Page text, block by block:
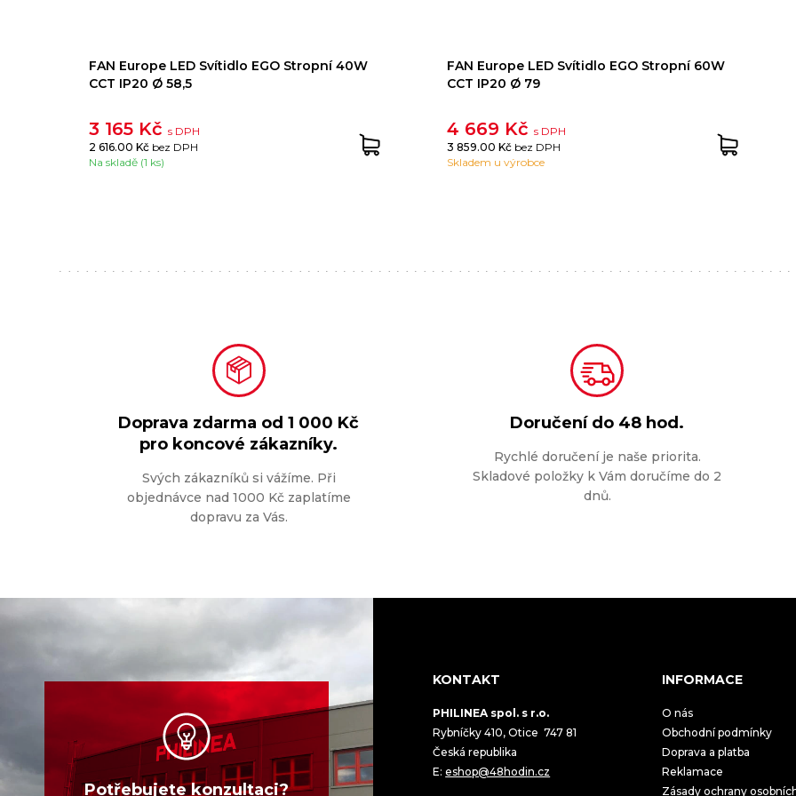
FAN Europe LED Svítidlo EGO Stropní 40W
CCT IP20 Ø 58,5
3 165 Kčs DPH
2 616.00 Kč bez DPH
Na skladě (1 ks)
FAN Europe LED Svítidlo EGO Stropní 60W
CCT IP20 Ø 79
4 669 Kčs DPH
3 859.00 Kč bez DPH
Skladem u výrobce
Doprava zdarma od1 000 Kč
pro koncové zákazníky.
Svých zákazníků si vážíme. Při
objednávce nad 1000 Kč zaplatíme
dopravu za Vás.
Doručení do 48 hod.
Rychlé doručení je naše priorita.
Skladové položky k Vám doručíme do 2
dnů.
Potřebujete konzultaci?
KONTAKT
PHILINEA spol. s r.o.
Rybníčky 410, Otice 747 81
Česká republika
E:eshop@48hodin.cz
INFORMACE
O nás
Obchodní podmínky
Doprava a platba
Reklamace
Zásady ochrany